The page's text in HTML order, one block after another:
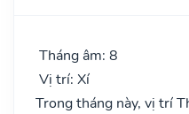
Tháng âm: 8
Vị trí: Xí
Trong tháng này, vị trí